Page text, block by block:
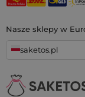
Nasze sklepy w
saketos.pl